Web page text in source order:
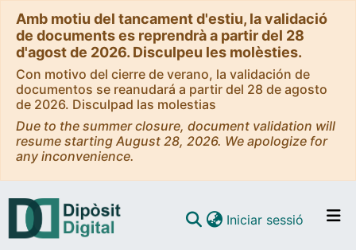
Amb motiu del tancament d'estiu, la validació
de documents es reprendrà a partir del 28
d'agost de 2026. Disculpeu les molèsties.
Con motivo del cierre de verano, la validación de
documentos se reanudará a partir del 28 de agosto
de 2026. Disculpad las molestias
Due to the summer closure, document validation will
resume starting August 28, 2026. We apologize for
any inconvenience.
Iniciar sessió (current)